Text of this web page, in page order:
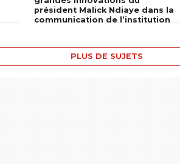
président Malick Ndiaye dans la
communication de l’institution
PLUS DE SUJETS